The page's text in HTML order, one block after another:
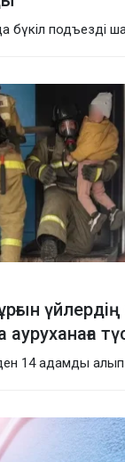
бүкіл подъезді
үйлердің
14 адамды алып